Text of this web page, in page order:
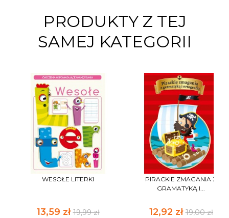
PRODUKTY Z TEJ
SAMEJ KATEGORII
WESOŁE LITERKI
13,59 zł19,99 zł
PIRACKIE ZMAGANIA Z
GRAMATYKĄ I...
12,92 zł19,00 zł